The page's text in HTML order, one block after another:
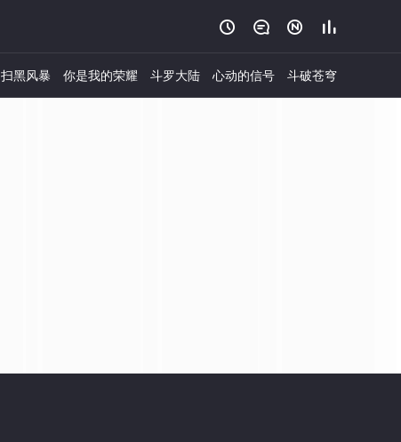
   
扫黑风暴 你是我的荣耀 斗罗大陆 心动的信号 斗破苍穹